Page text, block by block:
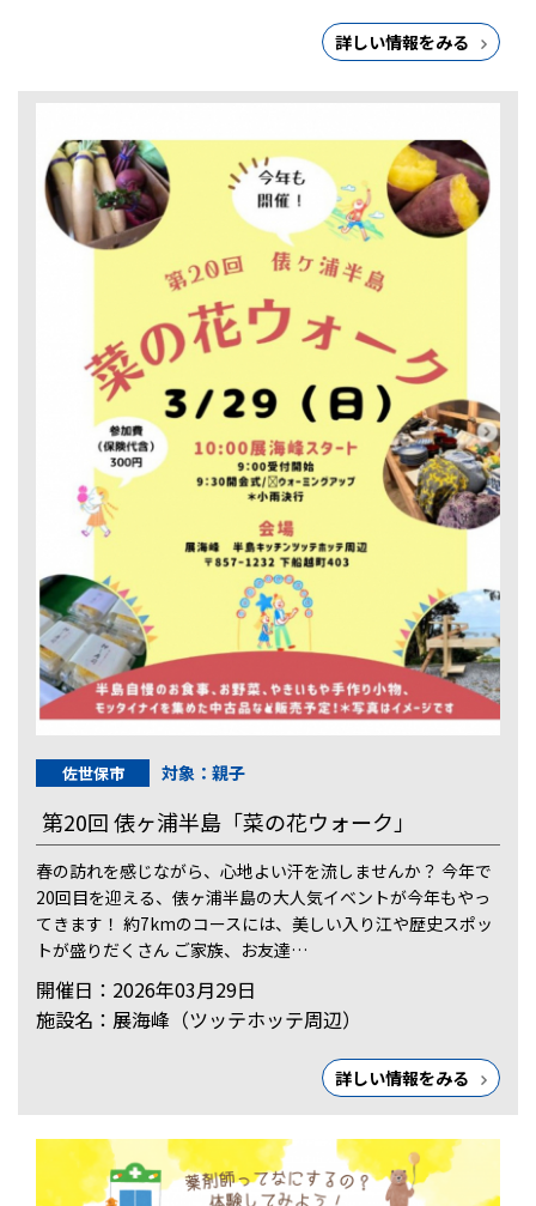
詳しい情報をみる
佐世保市 対象：親子
第20回 俵ヶ浦半島「菜の花ウォーク」
春の訪れを感じながら、心地よい汗を流しませんか？ 今年で
20回目を迎える、俵ヶ浦半島の大人気イベントが今年もやっ
てきます！ 約7kmのコースには、美しい入り江や歴史スポッ
トが盛りだくさん ご家族、お友達…
開催日：2026年03月29日
施設名：展海峰（ツッテホッテ周辺）
詳しい情報をみる